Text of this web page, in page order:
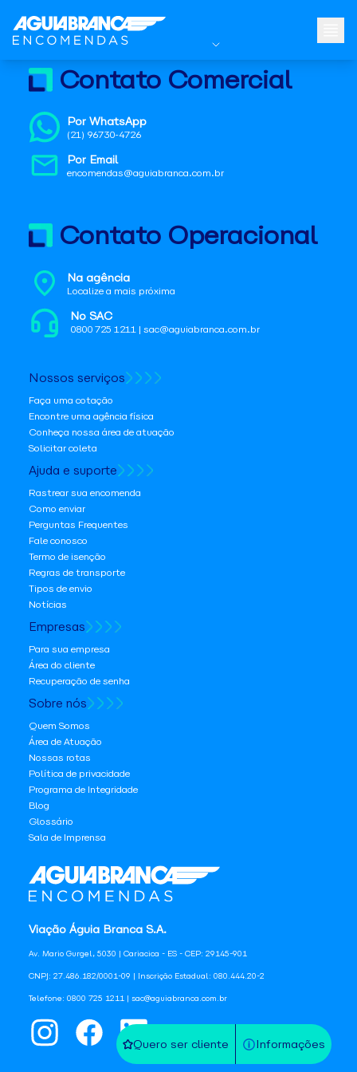
Quero ser cliente Informações
Viação Águia Branca S.A.
Av. Mario Gurgel, 5030 | Cariacica - ES - CEP: 29145-901
CNPJ: 27.486.182/0001-09 | Inscrição Estadual: 080.444.20-2
Telefone: 0800 725 1211 | sac@aguiabranca.com.br
Contato Comercial
Por WhatsApp
(21) 96730-4726
Por Email
encomendas@aguiabranca.com.br
Contato Operacional
Na agência
Localize a mais próxima
No SAC
0800 725 1211 | sac@aguiabranca.com.br
Nossos serviços
Faça uma cotação
Encontre uma agência física
Conheça nossa área de atuação
Solicitar coleta
Ajuda e suporte
Rastrear sua encomenda
Como enviar
Perguntas Frequentes
Fale conosco
Termo de isenção
Regras de transporte
Tipos de envio
Notícias
Empresas
Para sua empresa
Área do cliente
Recuperação de senha
Sobre nós
Quem Somos
Área de Atuação
Nossas rotas
Política de privacidade
Programa de Integridade
Blog
Glossário
Sala de Imprensa